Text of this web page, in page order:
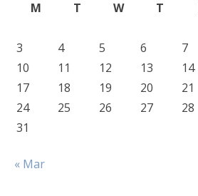
M T W T
3
4 5 6 7
10
11 12 13 14
17
18 19 20 21
24
25 26 27 28
31
« Mar